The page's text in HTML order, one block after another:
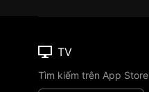
TV
Tìm kiếm trên App Store